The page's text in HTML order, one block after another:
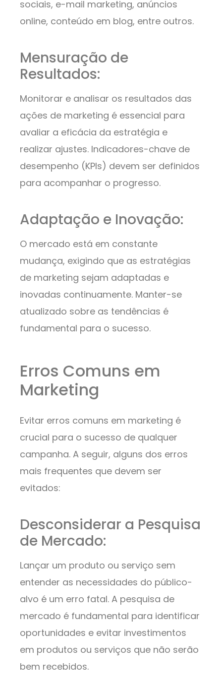
sociais, e-mail marketing, anúncios
online, conteúdo em blog, entre outros.
Mensuração de
Resultados:
Monitorar e analisar os resultados das
ações de marketing é essencial para
avaliar a eficácia da estratégia e
realizar ajustes. Indicadores-chave de
desempenho (KPIs) devem ser definidos
para acompanhar o progresso.
Adaptação e Inovação:
O mercado está em constante
mudança, exigindo que as estratégias
de marketing sejam adaptadas e
inovadas continuamente. Manter-se
atualizado sobre as tendências é
fundamental para o sucesso.
Erros Comuns em
Marketing
Evitar erros comuns em marketing é
crucial para o sucesso de qualquer
campanha. A seguir, alguns dos erros
mais frequentes que devem ser
evitados:
Desconsiderar a Pesquisa
de Mercado:
Lançar um produto ou serviço sem
entender as necessidades do público-
alvo é um erro fatal. A pesquisa de
mercado é fundamental para identificar
oportunidades e evitar investimentos
em produtos ou serviços que não serão
bem recebidos.